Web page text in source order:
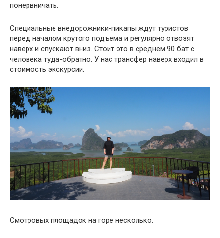
понервничать.
Специальные внедорожники-пикапы ждут туристов
перед началом крутого подъема и регулярно отвозят
наверх и спускают вниз. Стоит это в среднем 90 бат с
человека туда-обратно. У нас трансфер наверх входил в
стоимость экскурсии.
Смотровых площадок на горе несколько.